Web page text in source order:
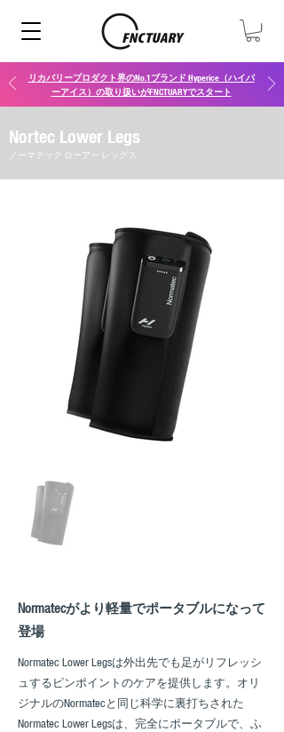
リカバリープロダクト界のNo.1ブランド Hyperice（ハイパ
ーアイス）の取り扱いがFNCTUARYでスタート
Nortec Lower Legs
​ノーマテック ローアー レッグス
Normatecがより軽量でポータブルになって
登場
Normatec Lower Legsは外出先でも足がリフレッシ
ュするピンポイントのケアを提供します。オリ
ジナルのNormatecと同じ科学に裏打ちされた
Normatec Lower Legsは、完全にポータブルで、ふ